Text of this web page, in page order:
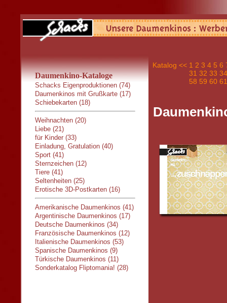
Daumenkino-Kataloge
Schacks Eigenproduktionen (74)
Daumenkinos mit Grußkarte (17)
Schiebekarten (18)
Weihnachten (20)
Liebe (21)
für Kinder (33)
Einladung, Gratulation (40)
Sport (41)
Sternzeichen (12)
Tiere (41)
Seltenheiten (25)
Erotische 3D-Postkarten (16)
Amerikanische Daumenkinos (41)
Argentinische Daumenkinos (17)
Deutsche Daumenkinos (34)
Französische Daumenkinos (12)
Italienische Daumenkinos (53)
Spanische Daumenkinos (9)
Türkische Daumenkinos (11)
Sonderkatalog Fliptomania! (28)
Katalog << 1 2 3 4 5 6
31 32 33 34
58 59 60 61